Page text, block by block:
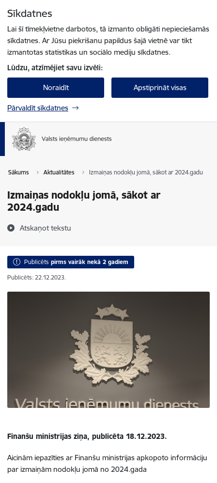
Sīkdatnes
Lai šī tīmekļvietne darbotos, tā izmanto obligāti nepieciešamās
sīkdatnes. Ar Jūsu piekrišanu papildus šajā vietnē var tikt
izmantotas statistikas un sociālo mediju sīkdatnes.
Lūdzu, atzīmējiet savu izvēli:
Noraidīt Apstiprināt visas
Pārvaldīt sīkdatnes
Sākums Aktualitātes Izmaiņas nodokļu jomā, sākot ar 2024.gadu
Izmaiņas nodokļu jomā, sākot ar
2024.gadu
Atskaņot tekstu
Publicēts pirms vairāk nekā 2 gadiem
Publicēts: 22.12.2023.
Finanšu ministrijas ziņa, publicēta 18.12.2023.
Aicinām iepazīties ar Finanšu ministrijas apkopoto informāciju
par izmaiņām nodokļu jomā no 2024.gada